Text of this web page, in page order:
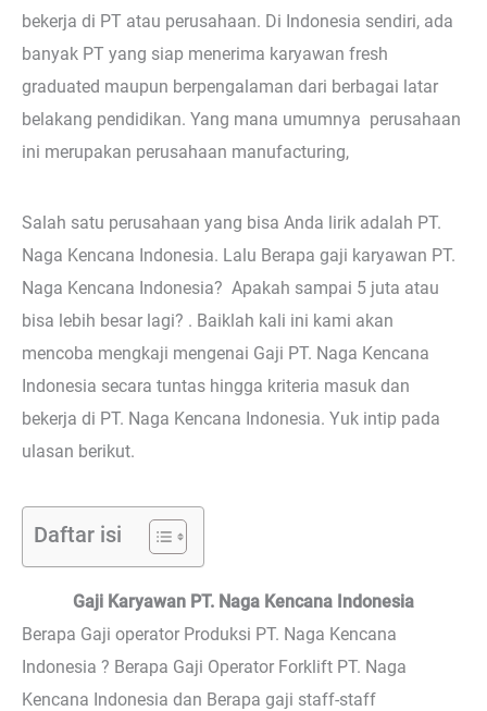
bekerja di PT atau perusahaan. Di Indonesia sendiri, ada
banyak PT yang siap menerima karyawan fresh
graduated maupun berpengalaman dari berbagai latar
belakang pendidikan. Yang mana umumnya perusahaan
ini merupakan perusahaan manufacturing,
Salah satu perusahaan yang bisa Anda lirik adalah PT.
Naga Kencana Indonesia. Lalu Berapa gaji karyawan PT.
Naga Kencana Indonesia? Apakah sampai 5 juta atau
bisa lebih besar lagi? . Baiklah kali ini kami akan
mencoba mengkaji mengenai Gaji PT. Naga Kencana
Indonesia secara tuntas hingga kriteria masuk dan
bekerja di PT. Naga Kencana Indonesia. Yuk intip pada
ulasan berikut.
Daftar isi
Gaji Karyawan PT. Naga Kencana Indonesia
Berapa Gaji operator Produksi PT. Naga Kencana
Indonesia ? Berapa Gaji Operator Forklift PT. Naga
Kencana Indonesia dan Berapa gaji staff-staff